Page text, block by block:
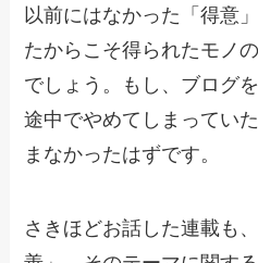
以前にはなかった「得意
たからこそ得られたモノ
でしょう。もし、ブログ
途中でやめてしまってい
まなかったはずです。
さきほどお話した連載も